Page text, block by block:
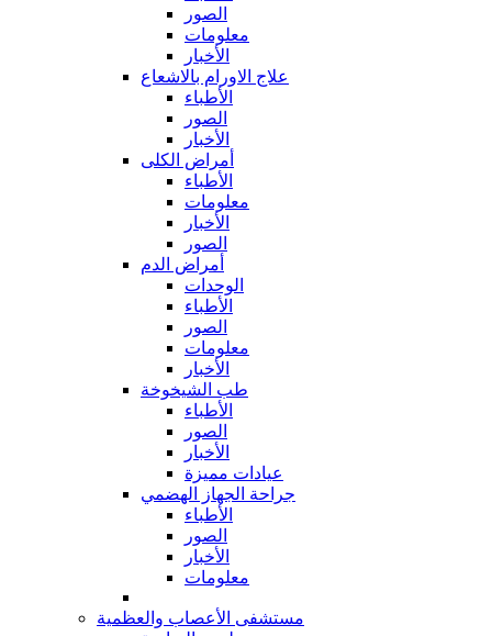
الصور
معلومات
الأخبار
علاج الاورام بالاشعاع
الأطباء
الصور
الأخبار
أمراض الكلى
الأطباء
معلومات
الأخبار
الصور
أمراض الدم
الوحدات
الأطباء
الصور
معلومات
الأخبار
طب الشيخوخة
الأطباء
الصور
الأخبار
عيادات مميزة
جراحة الجهاز الهضمي
الأطباء
الصور
الأخبار
معلومات
مستشفى الأعصاب والعظمية